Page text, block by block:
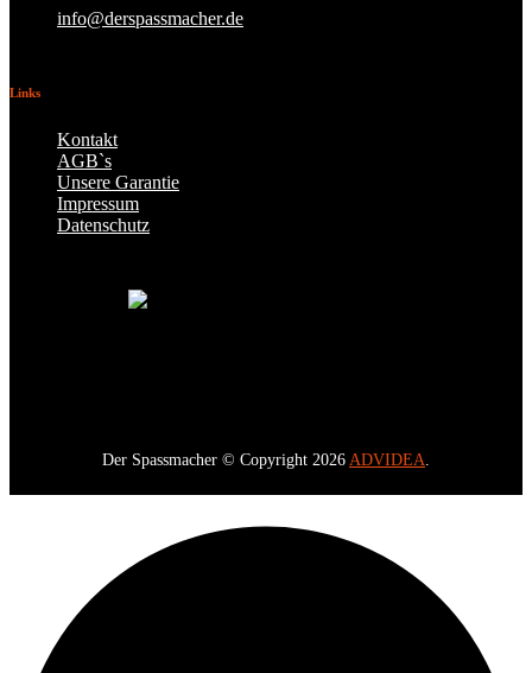
info@derspassmacher.de
Links
Kontakt
AGB`s
Unsere Garantie
Impressum
Datenschutz
Der Spassmacher © Copyright 2026 ADVIDEA.